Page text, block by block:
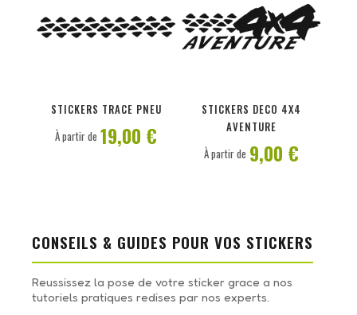
STICKERS TRACE PNEU
À partir de 19,00 €
STICKERS DECO 4X4
AVENTURE
À partir de 9,00 €
CONSEILS & GUIDES POUR VOS STICKERS
Reussissez la pose de votre sticker grace a nos
tutoriels pratiques redises par nos experts.